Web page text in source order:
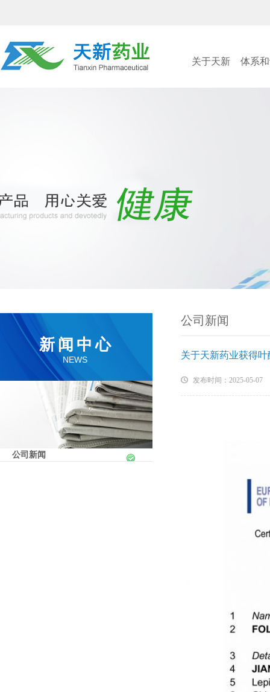
关于天新 体系
新闻中心
NEWS
公司新闻
公司新闻
关于天新药业获得
发布时间：2025-05-07